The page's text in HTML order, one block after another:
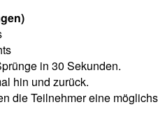
in 30 Sekunden.
hin und zurück.
die Teilnehmer eine